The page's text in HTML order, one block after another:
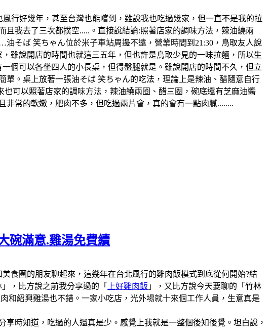
風行好幾年，甚至台灣也能嚐到，雖說我也吃過幾家，但一直不是我的拉
我去了三次都撲空.....。直接說結論:照著店家的調味方法，辣油繞兩
そば 笑ちゃん位於米子車站周邊不遠，營業時間到21:30，鳥取友人說
雖說開店的時間也就這三五年，但也許是鳥取少見的一味拉麵，所以生
個可以各坐四人的小長桌，但得盤腿就是。雖說開店的時間不久，但立
。桌上放著一張油そば 笑ちゃん的吃法，理論上是辣油、醋隨意自行
可以照著店家的調味方法，辣油繞兩圈、醋三圈，碗底還有芝麻油醬
常的軟嫩，肥肉不多，但吃過兩片會，真的會有一點肉膩........
碗滿意.雞湯免費續
美食圈的朋友聊起來，這幾年在台北風行的雞肉飯模式到底從何開始?結
，比方說之前我分享過的「
上好雞肉飯 」，又比方說今天要聊的「竹林
和紹興雞湯也不錯。一家小吃店，光外場就十來個工作人員，生意真是
享時知道，吃過的人還真是少。感覺上我就是一整個後知後覺。坦白說，